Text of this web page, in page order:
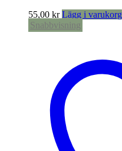
55,00 kr Lägg i varukorg
Snabbvisning